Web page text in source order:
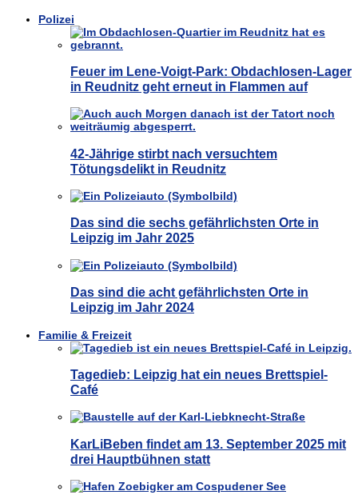
Polizei
Feuer im Lene-Voigt-Park: Obdachlosen-Lager
in Reudnitz geht erneut in Flammen auf
42-Jährige stirbt nach versuchtem
Tötungsdelikt in Reudnitz
Das sind die sechs gefährlichsten Orte in
Leipzig im Jahr 2025
Das sind die acht gefährlichsten Orte in
Leipzig im Jahr 2024
Familie & Freizeit
Tagedieb: Leipzig hat ein neues Brettspiel-
Café
KarLiBeben findet am 13. September 2025 mit
drei Hauptbühnen statt